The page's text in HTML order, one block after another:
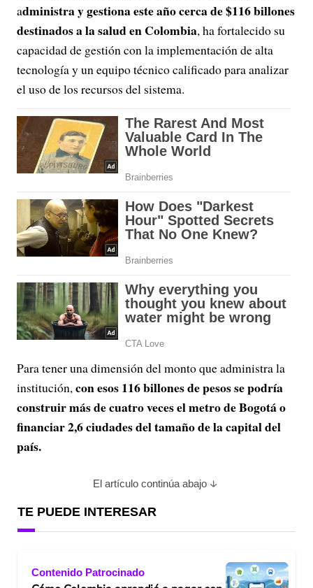
administra y gestiona este año cerca de $116 billones
destinados a la salud en Colombia, ha fortalecido su
capacidad de gestión con la implementación de alta
tecnología y un equipo técnico calificado para analizar
el uso de los recursos del sistema.
Para tener una dimensión del monto que administra la
institución,con esos 116 billones de pesos se podría
construir más de cuatro veces el metro de Bogotá o
financiar 2,6 ciudades del tamaño de la capital del
país.
El artículo continúa abajo
TE PUEDE INTERESAR
Contenido Patrocinado